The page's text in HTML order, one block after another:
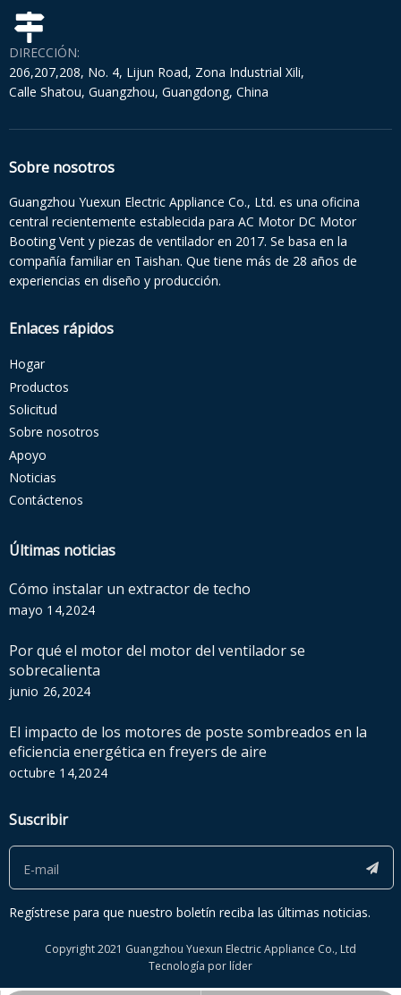
DIRECCIÓN:
206,207,208, No. 4, Lijun Road, Zona Industrial Xili,
Calle Shatou, Guangzhou, Guangdong, China
Sobre nosotros
Guangzhou Yuexun Electric Appliance Co., Ltd. es una oficina
central recientemente establecida para AC Motor DC Motor
Booting Vent y piezas de ventilador en 2017. Se basa en la
compañía familiar en Taishan. Que tiene más de 28 años de
experiencias en diseño y producción.
Enlaces rápidos
Hogar
Productos
Solicitud
Sobre nosotros
Apoyo
Noticias
Contáctenos
Últimas noticias
Cómo instalar un extractor de techo
mayo 14,2024
Por qué el motor del motor del ventilador se
sobrecalienta
junio 26,2024
El impacto de los motores de poste sombreados en la
eficiencia energética en freyers de aire
octubre 14,2024
Suscribir
Regístrese para que nuestro boletín reciba las últimas noticias.
Copyright 2021 Guangzhou Yuexun Electric Appliance Co., Ltd
Tecnología por líder